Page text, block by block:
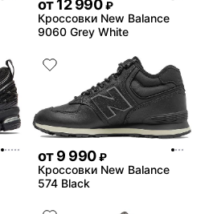
от12 990 ₽
Кроссовки New Balance
9060 Grey White
от9 990 ₽
Кроссовки New Balance
574 Black